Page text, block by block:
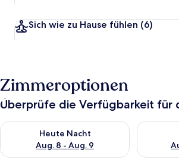
Sich wie zu Hause fühlen (6)
Zimmeroptionen
Überprüfe die Verfügbarkeit für
Heute Nacht
Aug. 8 - Aug. 9
Überprüfe die Verfügbarkeit für heute